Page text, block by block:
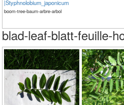
|Styphnolobium_japonicum
boom-tree-baum-arbre-arbol
blad-leaf-blatt-feuille-